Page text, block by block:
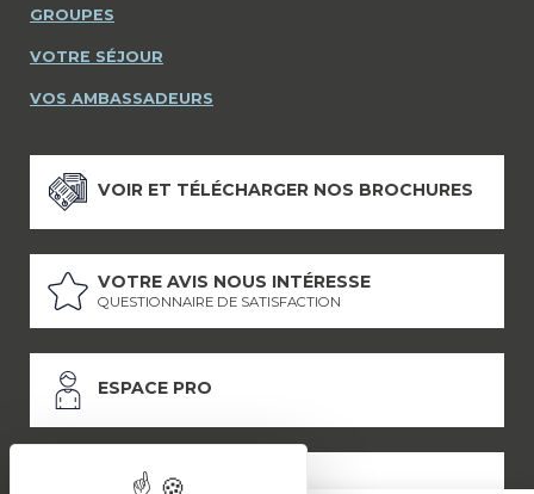
GROUPES
VOTRE SÉJOUR
VOS AMBASSADEURS
VOIR ET TÉLÉCHARGER NOS BROCHURES
VOTRE AVIS NOUS INTÉRESSE
QUESTIONNAIRE DE SATISFACTION
ESPACE PRO
ESPACE PRESSE